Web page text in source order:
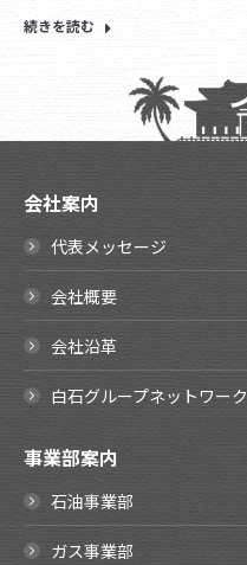
続きを読む
会社案内
代表メッセージ
会社概要
会社沿革
白石グループネットワーク
事業部案内
石油事業部
ガス事業部